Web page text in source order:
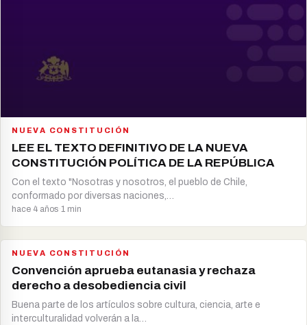
NUEVA CONSTITUCIÓN
LEE EL TEXTO DEFINITIVO DE LA NUEVA
CONSTITUCIÓN POLÍTICA DE LA REPÚBLICA
Con el texto "Nosotras y nosotros, el pueblo de Chile,
conformado por diversas naciones,…
hace 4 años·1 min
NUEVA CONSTITUCIÓN
Convención aprueba eutanasia y rechaza
derecho a desobediencia civil
Buena parte de los artículos sobre cultura, ciencia, arte e
interculturalidad volverán a la…